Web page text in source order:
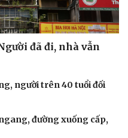
đã đi, nhà vẫn
người trên 40 tuổi đối
đường xuống cấp,